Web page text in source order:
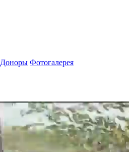
Доноры Фотогалерея